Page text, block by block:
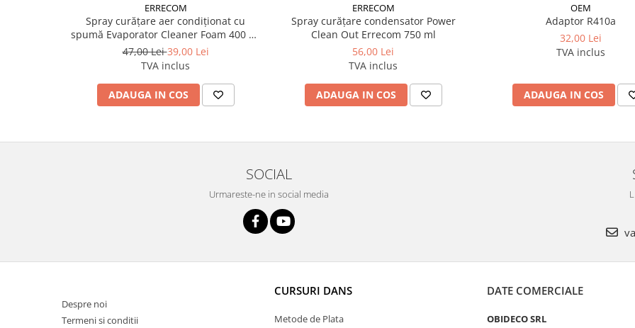
ERRECOM
Spray curățare aer condiționat cu
spumă Evaporator Cleaner Foam 400 ml
Errecom
47,00 Lei39,00 Lei
TVA inclus
ADAUGA IN COS
ERRECOM
Spray curățare condensator Power
Clean Out Errecom 750 ml
56,00 Lei
TVA inclus
ADAUGA IN COS
OEM
Adaptor R410a
32,00 Lei
TVA inclus
ADAUGA IN COS
SOCIAL
Urmareste-ne in social media
Despre noi
Termeni si conditii
CURSURI DANS
Metode de Plata
DATE COMERCIALE
OBIDECO SRL